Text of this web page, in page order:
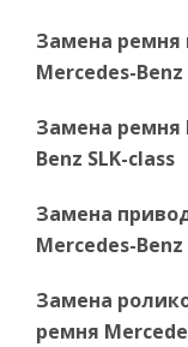
Замена ремня
Mercedes-Benz
Замена ремня
Benz SLK-сlass
Замена
Mercedes-Benz
Замена
ремня